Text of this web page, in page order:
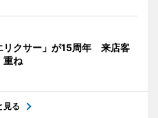
リクサー」が15周年 来店客
重ね
見る